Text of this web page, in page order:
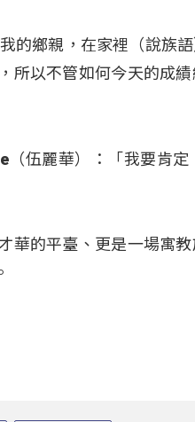
的鄉親，在家裡（說族
所以不管如何今天的成
伍麗華）：「我要肯
華的平臺、更是一場寓